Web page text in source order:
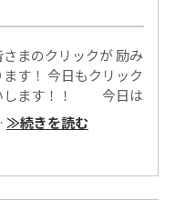
のクリックが 励み
ます！ 今日もクリック
します！！ 今日は
≫続きを読む